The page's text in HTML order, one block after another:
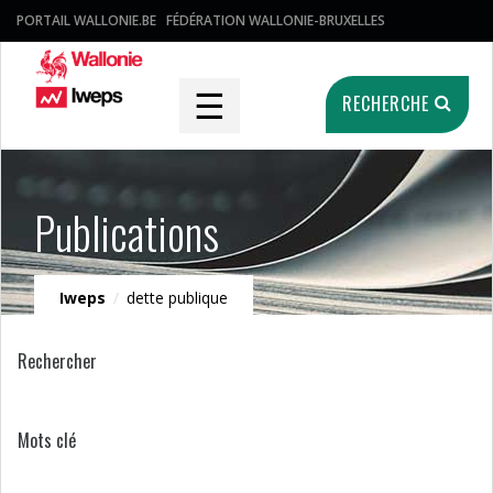
PORTAIL WALLONIE.BE FÉDÉRATION WALLONIE-BRUXELLES
☰ RECHERCHE
Publications
Iweps / dette publique
Rechercher
Mots clé